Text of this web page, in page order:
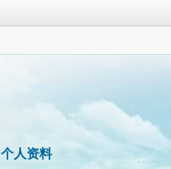
个人资料